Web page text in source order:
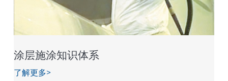
涂层施涂知识体系
了解更多>